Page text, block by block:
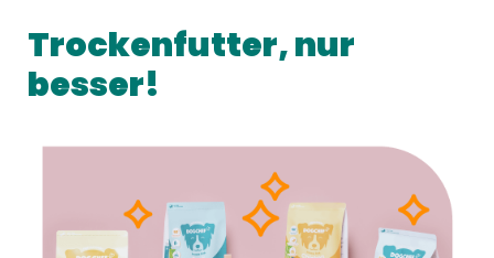
Trockenfutter, nur
besser!